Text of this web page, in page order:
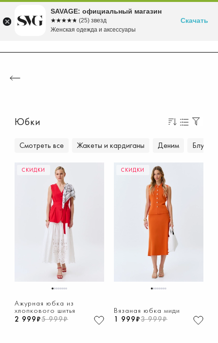
Время скидок! до -70% на летние хиты!
Вступайте в клуб лояльности SAVAGE
Бесплатная доставка в ПВЗ от 5000 рублей
Собираемся в морской круиз>>
Осень'26 уже в продаже!>>
Юбки
Смотреть все Жакеты и кардиганы Деним
СКИДКИ
12345678
Ажурная юбка из
хлопкового шитья
2 999₽5 999₽
СКИДКИ
12345678
Вязаная юбка миди
1 999₽3 999₽
SAVAGE: официальный магазин
☆☆☆☆☆
★★★★★ (25) звезд
Женская одежда и аксессуары
Скачать